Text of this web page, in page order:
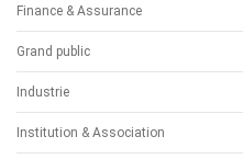
Finance & Assurance
Grand public
Industrie
Institution & Association